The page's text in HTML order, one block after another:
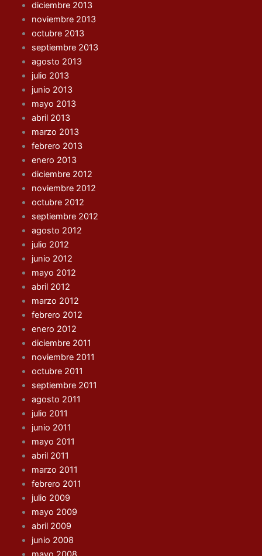
diciembre 2013
noviembre 2013
octubre 2013
septiembre 2013
agosto 2013
julio 2013
junio 2013
mayo 2013
abril 2013
marzo 2013
febrero 2013
enero 2013
diciembre 2012
noviembre 2012
octubre 2012
septiembre 2012
agosto 2012
julio 2012
junio 2012
mayo 2012
abril 2012
marzo 2012
febrero 2012
enero 2012
diciembre 2011
noviembre 2011
octubre 2011
septiembre 2011
agosto 2011
julio 2011
junio 2011
mayo 2011
abril 2011
marzo 2011
febrero 2011
julio 2009
mayo 2009
abril 2009
junio 2008